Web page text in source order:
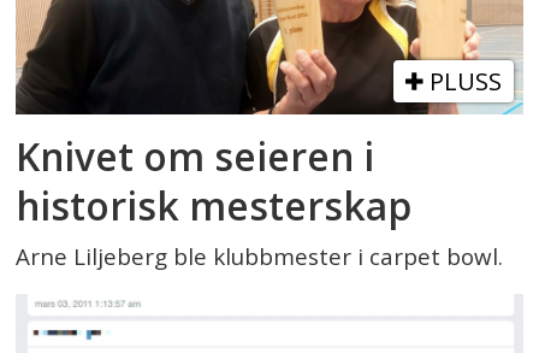
PLUSS
Knivet om seieren i
historisk mesterskap
Arne Liljeberg ble klubbmester i carpet bowl.